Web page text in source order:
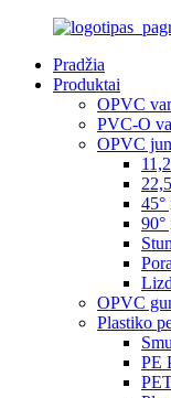
Pradžia
Produktai
OPVC
PVC-O
OPVC
45°
90°
Pora
OPVC
Plastiko
PE